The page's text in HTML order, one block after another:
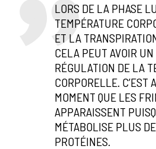
LORS DE LA PHASE
TEMPÉRATURE
ET LA
CELA PEUT AVOIR
RÉGULATION DE LA
CORPORELLE. C’EST
MOMENT QUE LES
APPARAISSENT
MÉTABOLISE PLUS
PROTÉINES.